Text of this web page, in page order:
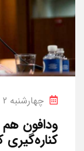
چهارشنبه 2 بهمن 1398
ودافون هم
کناره‌گیری